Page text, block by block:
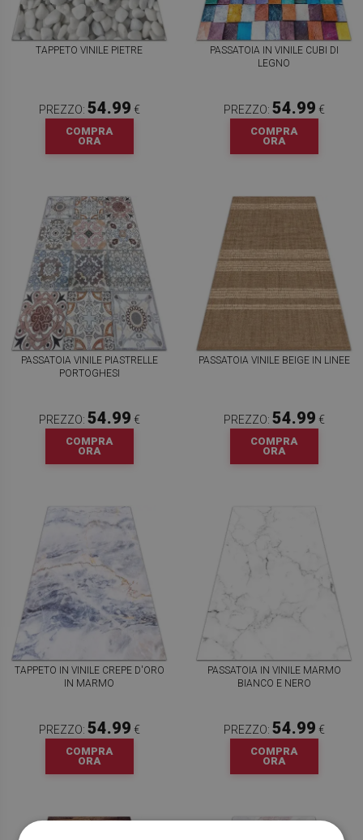
TAPPETO VINILE PIETRE
PREZZO: 54.99 €
COMPRA
ORA
PASSATOIA IN VINILE CUBI DI
LEGNO
PREZZO: 54.99 €
COMPRA
ORA
PASSATOIA VINILE PIASTRELLE
PORTOGHESI
PREZZO: 54.99 €
COMPRA
ORA
PASSATOIA VINILE BEIGE IN LINEE
PREZZO: 54.99 €
COMPRA
ORA
TAPPETO IN VINILE CREPE D'ORO
IN MARMO
PREZZO: 54.99 €
COMPRA
ORA
PASSATOIA IN VINILE MARMO
BIANCO E NERO
PREZZO: 54.99 €
COMPRA
ORA